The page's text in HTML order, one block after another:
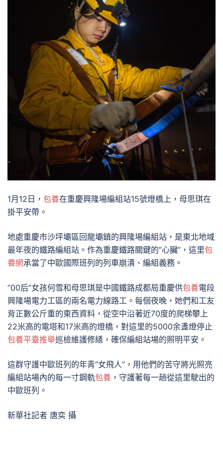
1月12日， 包養在重慶興隆場編組站15號燈橋上，母思琪在
掛平安帶。
地處重慶市沙坪壩區回龍壩鎮的興隆場編組站，是東北地域
最年夜的鐵路編組站。作為重慶鐵路關鍵的“心臟”，這里包
養網承當了中歐國際班列的列車崩潰、編組義務。
“00后”女孩何雪和母思琪是中國鐵路成都局重慶供包養電段
興隆場電力工區的兩名電力線路工。每個夜晚，她們和工友
背正數公斤重的東西資料，從空中沿著近70度的爬梯攀上
22米高的電塔和17米高的燈橋，對這里的5000余盞燈停止
包養平臺推舉巡檢維護修繕，確保編組站場的照明平安。
這群守護中歐班列的年青“女飛人”，用他們的苦守將光照亮
編組站場內的每一寸鋼軌包養 ，守護著每一趟從這里駛出的
中歐班列。
新華社記者 唐奕 攝